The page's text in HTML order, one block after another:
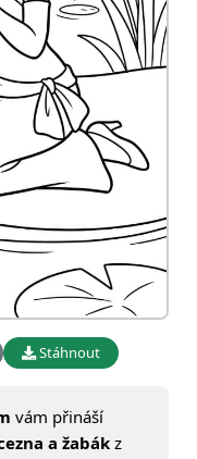
Stáhnout
vám přináší
a žabákz